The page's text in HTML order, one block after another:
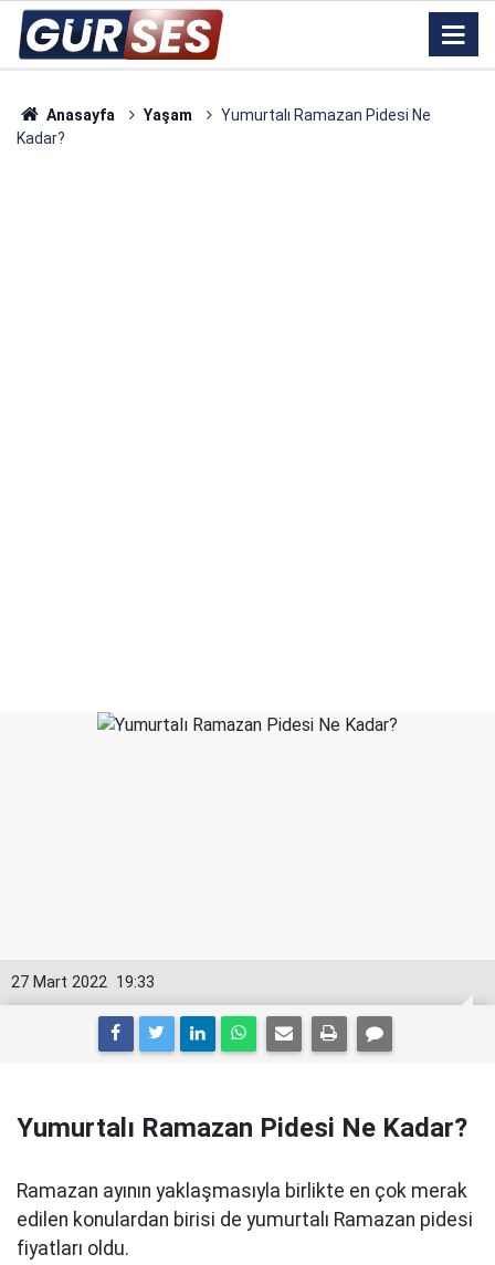
Anasayfa Yaşam
Yumurtalı Ramazan Pidesi Ne
Kadar?
19:33
27 Mart 2022
Yumurtalı Ramazan Pidesi Ne Kadar?
Ramazan ayının yaklaşmasıyla birlikte en çok merak
edilen konulardan birisi de yumurtalı Ramazan pidesi
fiyatları oldu.